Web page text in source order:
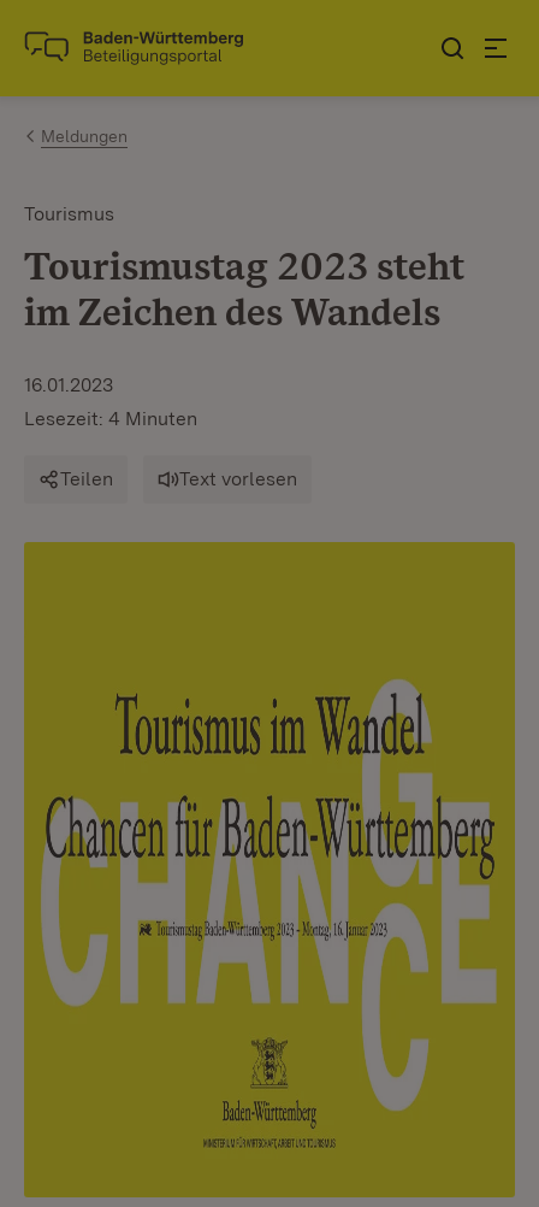
Zum Inhalt springen
Link zur Startseite
Meldungen
Tourismus
Tourismustag 2023 steht
im Zeichen des Wandels
16.01.2023
Lesezeit: 4 Minuten
Teilen Text vorlesen